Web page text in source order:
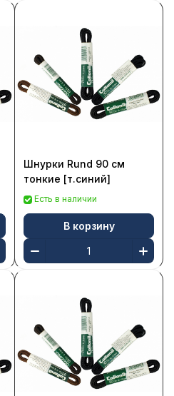
Шнурки Rund 90 см
тонкие [т.синий]
Есть в наличии
В корзину